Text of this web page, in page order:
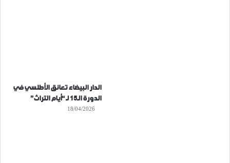
الدار البيضاء تعانق الأطلسي في
الدورة الـ15 لـ “أيام التراث”
18/04/2026